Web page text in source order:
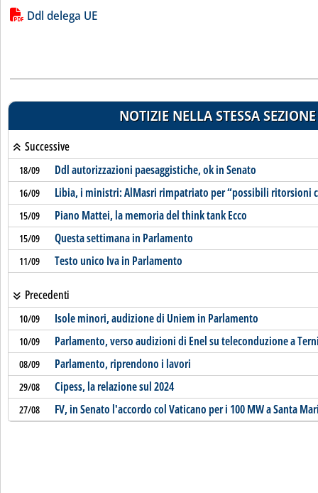
Lista allegati PDF alla notizia
Ddl delega UE
NOTIZIE NELLA STESSA SEZIONE
Successive
18/09 Ddl autorizzazioni paesaggistiche, ok in Senato
16/09 Libia, i ministri: AlMasri rimpatriato per “possibili ritorsioni
15/09 Piano Mattei, la memoria del think tank Ecco
15/09 Questa settimana in Parlamento
11/09 Testo unico Iva in Parlamento
Precedenti
10/09 Isole minori, audizione di Uniem in Parlamento
10/09 Parlamento, verso audizioni di Enel su teleconduzione a
08/09 Parlamento, riprendono i lavori
29/08 Cipess, la relazione sul 2024
27/08 FV, in Senato l'accordo col Vaticano per i 100 MW a Santa